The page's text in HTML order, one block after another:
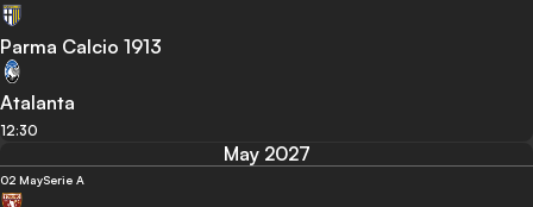
Parma Calcio 1913
Atalanta
12:30
May 2027
02 MaySerie A